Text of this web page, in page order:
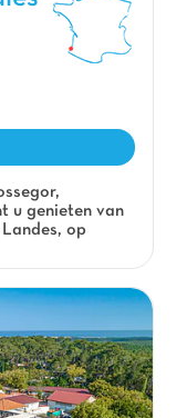
u genieten van
op